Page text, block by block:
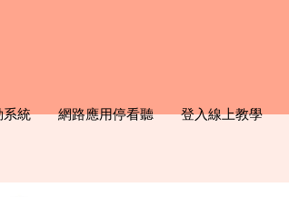
系統 網路應用停看聽 登入線上教學